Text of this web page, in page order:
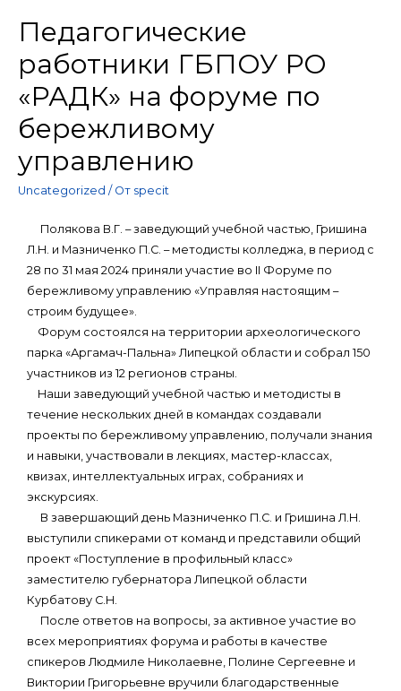
Педагогические
работники ГБПОУ РО
«РАДК» на форуме по
бережливому
управлению
Uncategorized / От specit
Полякова В.Г. – заведующий учебной частью, Гришина
Л.Н. и Мазниченко П.С. – методисты колледжа, в период с
28 по 31 мая 2024 приняли участие во II Форуме по
бережливому управлению «Управляя настоящим –
строим будущее».
Форум состоялся на территории археологического
парка «Аргамач-Пальна» Липецкой области и собрал 150
участников из 12 регионов страны.
Наши заведующий учебной частью и методисты в
течение нескольких дней в командах создавали
проекты по бережливому управлению, получали знания
и навыки, участвовали в лекциях, мастер-классах,
квизах, интеллектуальных играх, собраниях и
экскурсиях.
В завершающий день Мазниченко П.С. и Гришина Л.Н.
выступили спикерами от команд и представили общий
проект «Поступление в профильный класс»
заместителю губернатора Липецкой области
Курбатову С.Н.
После ответов на вопросы, за активное участие во
всех мероприятиях форума и работы в качестве
спикеров Людмиле Николаевне, Полине Сергеевне и
Виктории Григорьевне вручили благодарственные